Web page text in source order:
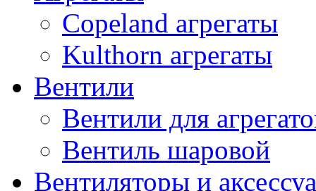
Copeland агрегаты
Kulthorn агрегаты
Вентили
Вентили для
Вентиль шаровой
Вентиляторы и